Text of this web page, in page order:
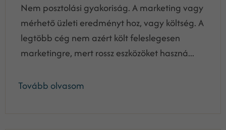
Nem posztolási gyakoriság. A marketing vagy
mérhető üzleti eredményt hoz, vagy költség. A
legtöbb cég nem azért költ feleslegesen
marketingre, mert rossz eszközöket haszná...
Tovább olvasom